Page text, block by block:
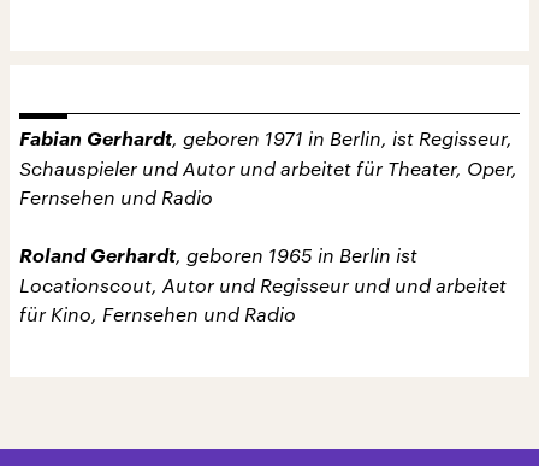
Fabian Gerhardt, geboren 1971 in Berlin, ist Regisseur,
Schauspieler und Autor und arbeitet für Theater, Oper,
Fernsehen und Radio
Roland Gerhardt, geboren 1965 in Berlin ist
Locationscout, Autor und Regisseur und und arbeitet
für Kino, Fernsehen und Radio